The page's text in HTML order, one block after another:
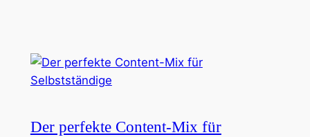
Der perfekte Content-Mix für